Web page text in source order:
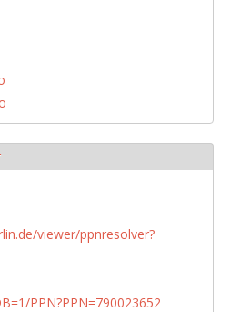
viewer/ppnresolver?
PPN?PPN=790023652